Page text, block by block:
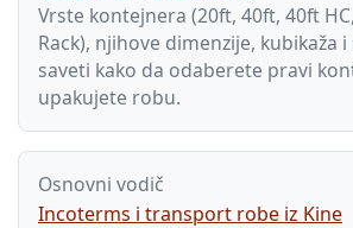
Vrste kontejnera (20ft, 40ft, 40ft
Rack), njihove dimenzije, kubikaža
saveti kako da odaberete pravi
upakujete robu.
Osnovni vodič
Incoterms i transport robe iz Kine